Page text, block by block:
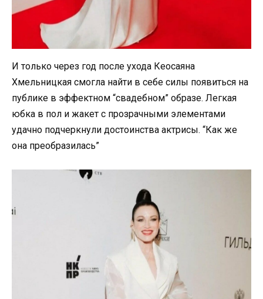
И только через год после ухода Кеосаяна
Хмельницкая смогла найти в себе силы появиться на
публике в эффектном “свадебном” образе. Легкая
юбка в пол и жакет с прозрачными элементами
удачно подчеркнули достоинства актрисы. “Как же
она преобразилась”